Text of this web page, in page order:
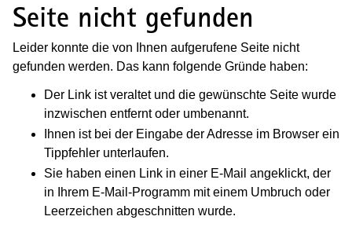
Seite nicht gefunden
Leider konnte die von Ihnen aufgerufene Seite nicht
gefunden werden. Das kann folgende Gründe haben:
Der Link ist veraltet und die gewünschte Seite wurde
inzwischen entfernt oder umbenannt.
Ihnen ist bei der Eingabe der Adresse im Browser ein
Tippfehler unterlaufen.
Sie haben einen Link in einer E-Mail angeklickt, der
in Ihrem E-Mail-Programm mit einem Umbruch oder
Leerzeichen abgeschnitten wurde.